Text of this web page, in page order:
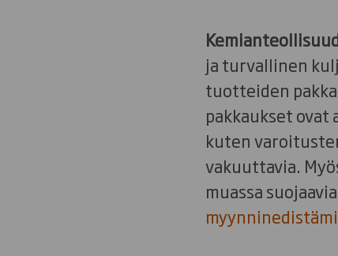
ja turvallinen
tuotteiden
pakkaukset ovat
kuten
vakuuttavia.
muassa